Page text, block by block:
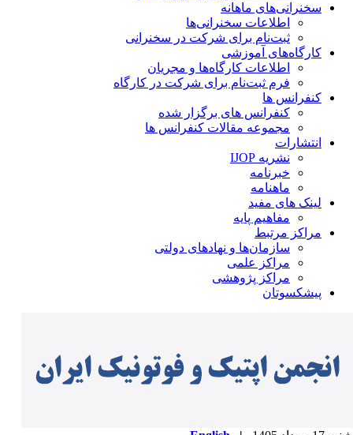
سخنرانی‌های ماهانه
اطلاعات سخنرانی‌‌ها
ثبت‌نام برای شرکت در سخنرانی
کارگاه‌های آموزشی
اطلاعات کارگاه‌ها و مجریان
فرم ثبت‌نام برای شرکت در کارگاه
کنفرانس ها
کنفرانس های برگزار شده
مجموعه مقالات کنفرانس ها
انتشارات
نشریه IJOP
خبرنامه
ماهنامه
لینک های مفید
مفاهیم پایه
مراکز مرتبط
سازمان‌ها و نهادهای دولتی
مراکز علمی
مراکز پژوهشی
پیشکسوتان